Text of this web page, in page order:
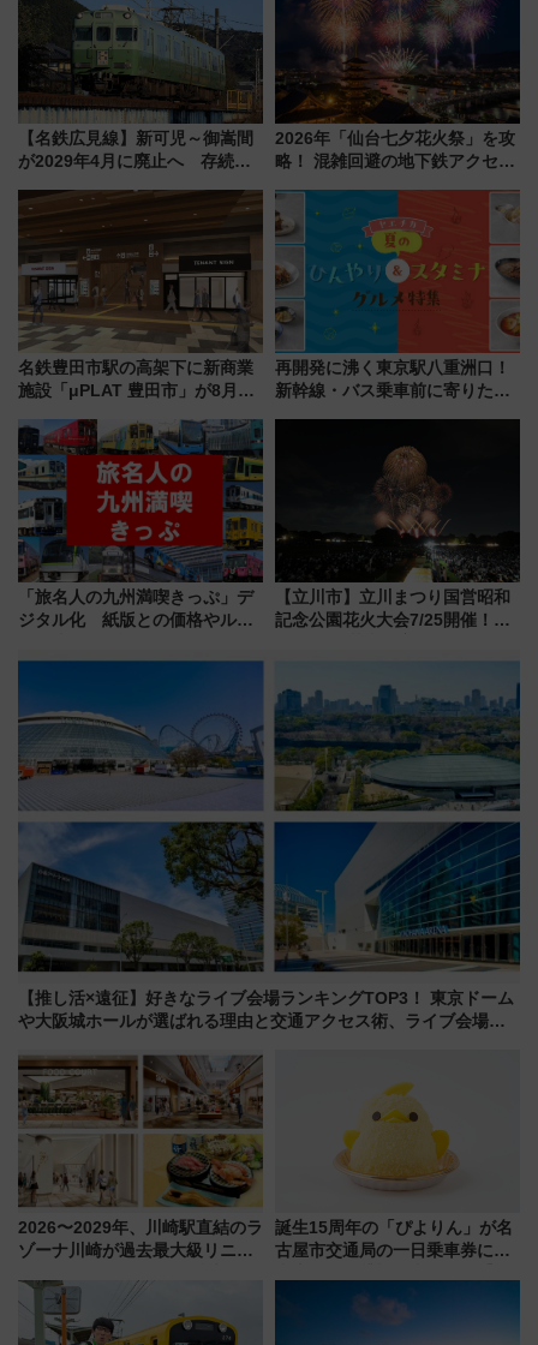
【名鉄広見線】新可児～御嵩間
が2029年4月に廃止へ 存続協
2026年「仙台七夕花火祭」を攻
略！ 混雑回避の地下鉄アクセス
火前に楽しむ仙台観光ルートま
で解説！
名鉄豊田市駅の高架下に新商業
施設「μPLAT 豊田市」が8月26
たな玄関口へ
再開発に沸く東京駅八重洲口！
新幹線・バス乗車前に寄りたい
「旅名人の九州満喫きっぷ」デ
ジタル化 紙版との価格やルー
【立川市】立川まつり国営昭和
記念公園花火大会7/25開催！
混雑に要注意、その理由は
【推し活×遠征】好きなライブ会場ランキングTOP3！ 東京ドーム
や大阪城ホールが選ばれる理由と交通アクセス術、ライブ会場に
2026〜2029年、川崎駅直結のラ
ゾーナ川崎が過去最大級リニュ
「いつから何が変わるか」徹底
解説！
誕生15周年の「ぴよりん」が名
古屋市交通局の一日乗車券に！
定1万5000枚】